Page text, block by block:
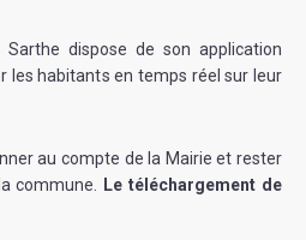
Sarthe dispose de son application
les habitants en temps réel sur leur
au compte de la Mairie et rester
commune.
Le téléchargement de